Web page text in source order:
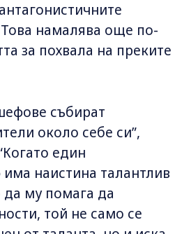
намалява още по-
за похвала на преките
събират
около себе си”,
един
наистина талантлив
му помага да
той не само се